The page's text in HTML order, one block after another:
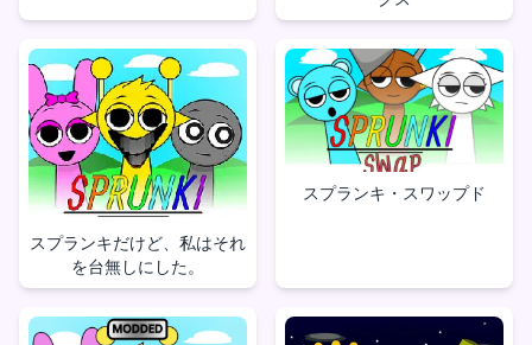
スプランキだけど、私はそれ
を台無しにした。
スプランキ・スワップド